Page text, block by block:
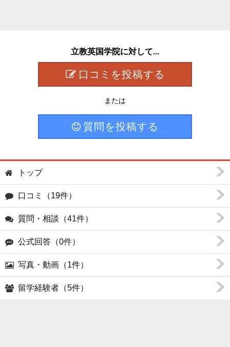
立教英国学院に対して...
口コミを投稿する
または
質問を投稿する
トップ
口コミ（19件）
質問・相談（41件）
公式回答（0件）
写真・動画（1件）
留学経験者（5件）